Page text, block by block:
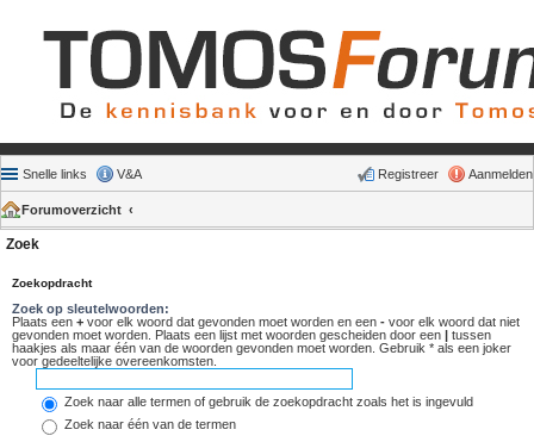
Snelle links V&A Aanmelden
Registreer
Forumoverzicht
Zoek
Zoekopdracht
Zoek op sleutelwoorden:
Plaats een + voor elk woord dat gevonden moet worden en een - voor elk woord dat niet
gevonden moet worden. Plaats een lijst met woorden gescheiden door een | tussen
haakjes als maar één van de woorden gevonden moet worden. Gebruik * als een joker
voor gedeeltelijke overeenkomsten.
Zoek naar alle termen of gebruik de zoekopdracht zoals het is ingevuld
Zoek naar één van de termen